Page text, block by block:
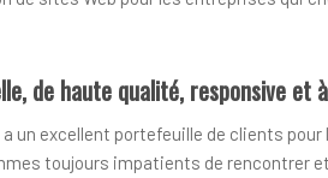
de haute qualité, responsive
un excellent portefeuille de clients
toujours impatients de rencontrer